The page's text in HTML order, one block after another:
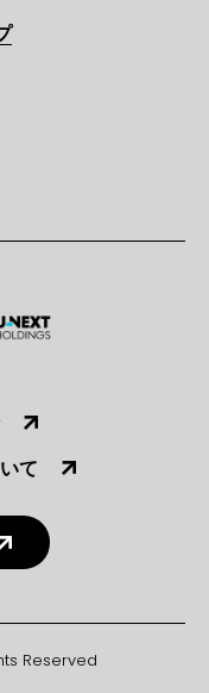
て
Reserved